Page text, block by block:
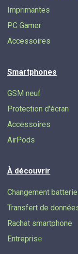
Imprimantes
PC Gamer
Accessoires
Smartphones
GSM neuf
Protection d'écran
Accessoires
AirPods
À découvrir
Changement batterie
Transfert de
Rachat smartphone
Entreprise